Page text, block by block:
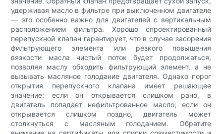
удерживая масло в фильтре при выключенном двигателе
— это особенно важно для двигателей с вертикальным
расположением фильтра. Хорошо спроектированный
перепускной клапан гарантирует, что в случае засорения
фильтрующего элемента или резкого повышения
вязкости масла чистый поток будет продолжаться,
позволяя маслу обходить фильтрующий элемент, а не
вызывать масляное голодание двигателя. Однако порог
открытия перепускного клапана имеет решающее
значение: если он открывается слишком рано, в
двигатель попадает нефильтрованное масло; если он
открывается слишком поздно, двигатель может
столкнуться с масляным голоданием. Обратите